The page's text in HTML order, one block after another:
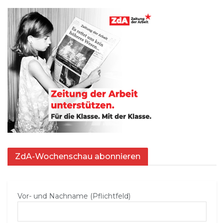
ZdA-Wochenschau abonnieren
Vor- und Nachname (Pflichtfeld)